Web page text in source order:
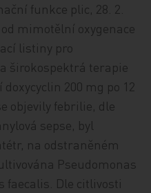
funkce plic, 28. 2.
mimotělní oxygenace
listiny pro
širokospektrá terapie
200 mg po 12
objevily febrilie, dle
sepse, byl
na odstraněném
Pseudomonas
faecalis. Dle citlivosti